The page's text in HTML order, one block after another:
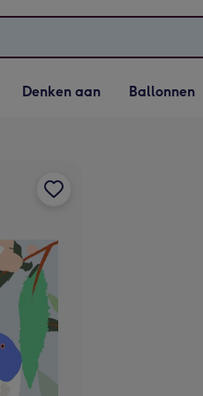
Vervolgkeuzelijst
Denken aan openen
Denken aan
Vervolgkeuzelijst
Ballonnen openen
Ballonnen